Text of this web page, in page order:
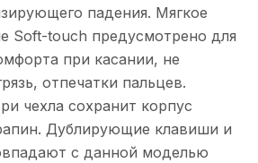
падения. Мягкое
Soft-touch предусмотрено для
при касании, не
отпечатки пальцев.
чехла сохранит корпус
Дублирующие клавиши и
с данной моделью